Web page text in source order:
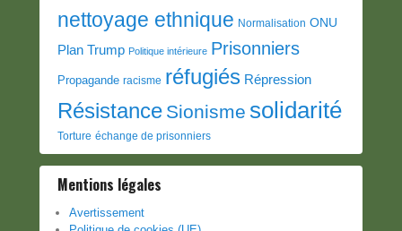
nettoyage ethnique Normalisation ONU
Plan Trump Politique intérieure Prisonniers
Propagande racisme réfugiés Répression
Résistance Sionisme solidarité
Torture échange de prisonniers
Mentions légales
Avertissement